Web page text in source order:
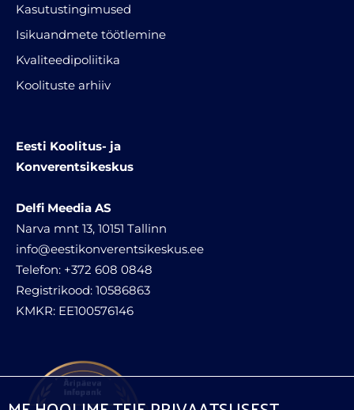
Kasutustingimused
Isikuandmete töötlemine
Kvaliteedipoliitika
Koolituste arhiiv
Eesti Koolitus- ja
Konverentsikeskus
Delfi Meedia AS
Narva mnt 13, 10151 Tallinn
info@eestikonverentsikeskus.ee
Telefon: +372 608 0848
Registrikood: 10586863
KMKR: EE100576146